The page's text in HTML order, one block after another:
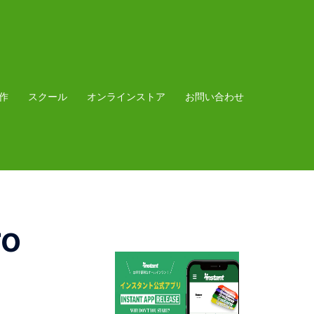
スクール オンラインストア お問い合わせ